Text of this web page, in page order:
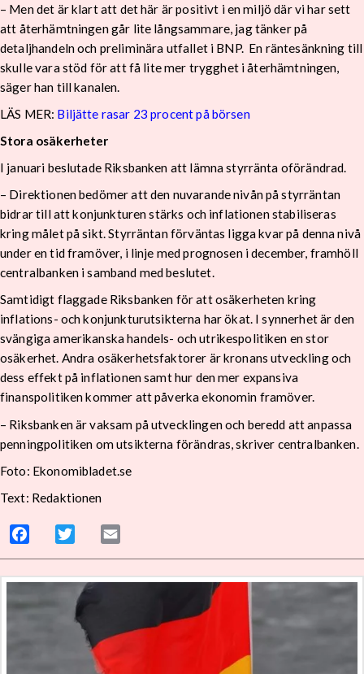
– Men det är klart att det här är positivt i en miljö där vi har sett
att återhämtningen går lite långsammare, jag tänker på
detaljhandeln och preliminära utfallet i BNP. En räntesänkning till
skulle vara stöd för att få lite mer trygghet i återhämtningen,
säger han till kanalen.
LÄS MER: Biljätte rasar 23 procent på börsen
Stora osäkerheter
I januari beslutade Riksbanken att lämna styrränta oförändrad.
– Direktionen bedömer att den nuvarande nivån på styrräntan
bidrar till att konjunkturen stärks och inflationen stabiliseras
kring målet på sikt. Styrräntan förväntas ligga kvar på denna nivå
under en tid framöver, i linje med prognosen i december, framhöll
centralbanken i samband med beslutet.
Samtidigt flaggade Riksbanken för att osäkerheten kring
inflations- och konjunkturutsikterna har ökat. I synnerhet är den
svängiga amerikanska handels- och utrikespolitiken en stor
osäkerhet. Andra osäkerhetsfaktorer är kronans utveckling och
dess effekt på inflationen samt hur den mer expansiva
finanspolitiken kommer att påverka ekonomin framöver.
– Riksbanken är vaksam på utvecklingen och beredd att anpassa
penningpolitiken om utsikterna förändras, skriver centralbanken.
Foto: Ekonomibladet.se
Text: Redaktionen
Facebook Twitter